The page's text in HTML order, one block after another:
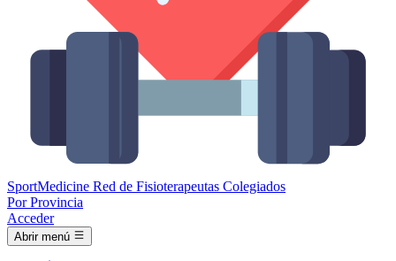
SportMedicine Red de Fisioterapeutas Colegiados
Por Provincia
Acceder
Abrir menú